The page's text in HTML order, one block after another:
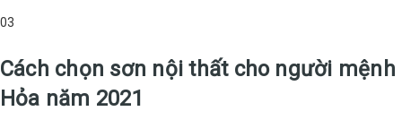
03
Cách chọn sơn nội thất cho người mệnh
Hỏa năm 2021